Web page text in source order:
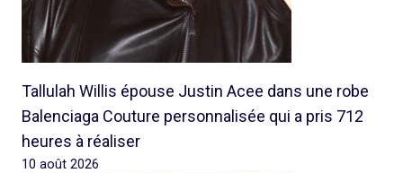
Tallulah Willis épouse Justin Acee dans une robe
Balenciaga Couture personnalisée qui a pris 712
heures à réaliser
10 août 2026